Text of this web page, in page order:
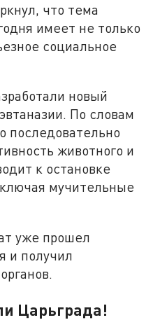
что тема
имеет не только
социальное
новый
По словам
последовательно
животного и
к остановке
мучительные
уже прошел
и получил
Царьграда!